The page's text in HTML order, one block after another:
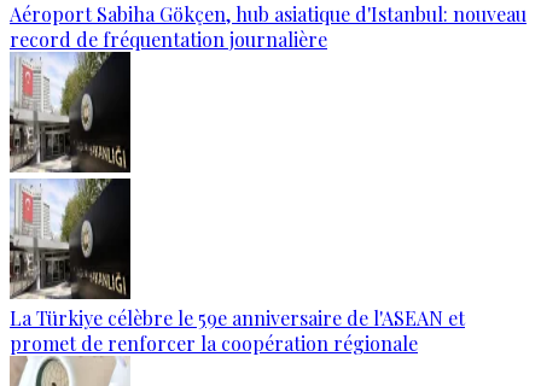
Aéroport Sabiha Gökçen, hub asiatique d'Istanbul: nouveau
record de fréquentation journalière
La Türkiye célèbre le 59e anniversaire de l'ASEAN et
promet de renforcer la coopération régionale